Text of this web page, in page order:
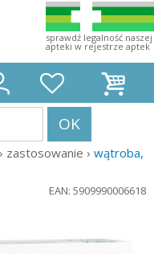
sprawdź legalność naszej
apteki w rejestrze aptek
OK
zastosowanie › wątroba,
EAN: 5909990006618